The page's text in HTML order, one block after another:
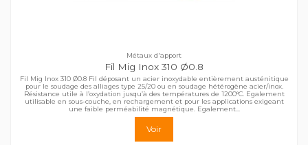
Métaux d'apport
Fil Mig Inox 310 Ø0.8
Fil Mig Inox 310 Ø0.8 Fil déposant un acier inoxydable entièrement austénitique
pour le soudage des alliages type 25/20 ou en soudage hétérogène acier/inox.
Résistance utile à l’oxydation jusqu’à des températures de 1200°C. Egalement
utilisable en sous-couche, en rechargement et pour les applications exigeant
une faible perméabilité magnétique. Egalement...
Voir